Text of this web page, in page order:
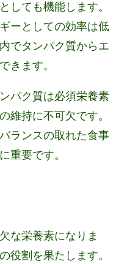
しても機能します。
ーとしての効率は低
でタンパク質からエ
きます。
パク質は必須栄養素
維持に不可欠です。
ランスの取れた食事
重要です。
な栄養素になりま
役割を果たします。